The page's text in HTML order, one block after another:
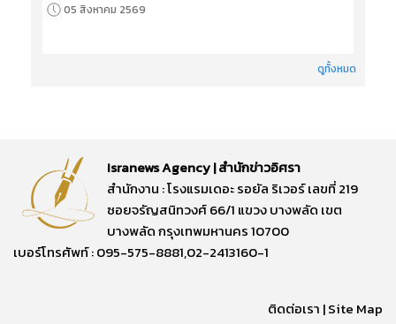
05 สิงหาคม 2569
ดูทั้งหมด
Isranews Agency | สำนักข่าวอิศรา
สำนักงาน : โรงแรมเดอะ รอยัล ริเวอร์ เลขที่ 219
ซอยจรัญสนิทวงศ์ 66/1 แขวง บางพลัด เขต
บางพลัด กรุงเทพมหานคร 10700
เบอร์โทรศัพท์ : 095-575-8881,02-2413160-1
ติดต่อเรา |Site Map